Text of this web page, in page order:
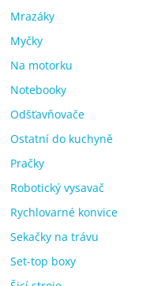
Mrazáky
Myčky
Na motorku
Notebooky
Odšťavňovače
Ostatní do kuchyně
Pračky
Robotický vysavač
Rychlovarné konvice
Sekačky na trávu
Set-top boxy